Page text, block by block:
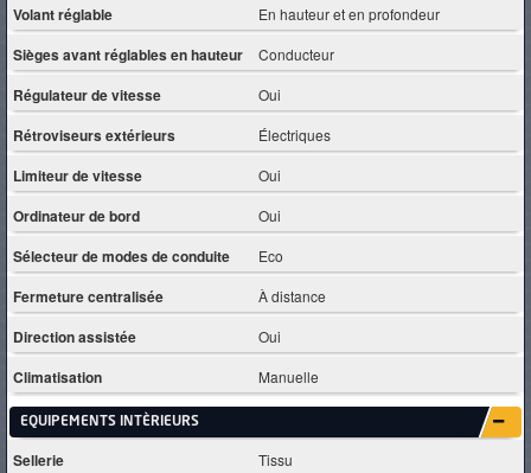
Volant réglable En hauteur et en profondeur
Sièges avant réglables en hauteur Conducteur
Régulateur de vitesse Oui
Rétroviseurs extérieurs Électriques
Limiteur de vitesse Oui
Ordinateur de bord Oui
Sélecteur de modes de conduite Eco
Fermeture centralisée À distance
Direction assistée Oui
Climatisation Manuelle
EQUIPEMENTS INTÈRIEURS
Sellerie Tissu